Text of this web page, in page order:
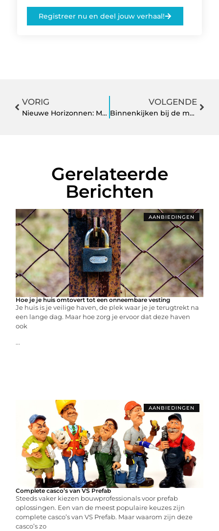
Registreer nu en deel jouw verhaal!
VORIG
Nieuwe Horizonnen: Merkzonnebrillen Trends voor 2024 met Carrera, Gucci en Prada
VOLGENDE
Binnenkijken bij de makelaars: de geheimen van succesvolle huispresentaties
Gerelateerde
Berichten
AANBIEDINGEN
Hoe je je huis omtovert tot een onneembare vesting
Je huis is je veilige haven, de plek waar je je terugtrekt na
een lange dag. Maar hoe zorg je ervoor dat deze haven
ook
...
AANBIEDINGEN
Complete casco’s van VS Prefab
Steeds vaker kiezen bouwprofessionals voor prefab
oplossingen. Een van de meest populaire keuzes zijn
complete casco’s van VS Prefab. Maar waarom zijn deze
casco’s zo